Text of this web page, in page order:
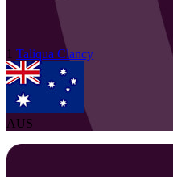
1 Taliqua Clancy
AUS